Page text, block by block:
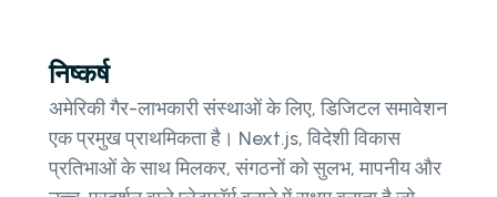
निष्कर्ष
अमेरिकी गैर-लाभकारी संस्थाओं के लिए, डिजिटल समावेशन
एक प्रमुख प्राथमिकता है। Next.js, विदेशी विकास
प्रतिभाओं के साथ मिलकर, संगठनों को सुलभ, मापनीय और